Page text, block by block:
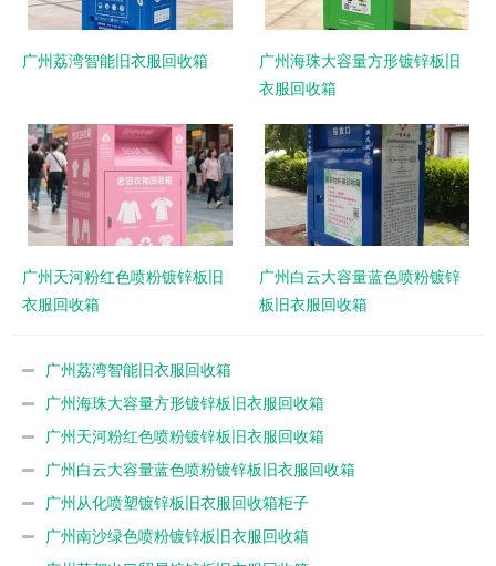
广州荔湾智能旧衣服回收箱
广州海珠大容量方形镀锌板旧
衣服回收箱
广州天河粉红色喷粉镀锌板旧
衣服回收箱
广州白云大容量蓝色喷粉镀锌
板旧衣服回收箱
广州荔湾智能旧衣服回收箱
广州海珠大容量方形镀锌板旧衣服回收箱
广州天河粉红色喷粉镀锌板旧衣服回收箱
广州白云大容量蓝色喷粉镀锌板旧衣服回收箱
广州从化喷塑镀锌板旧衣服回收箱柜子
广州南沙绿色喷粉镀锌板旧衣服回收箱